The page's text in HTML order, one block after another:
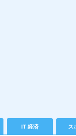
IT 経済 ス